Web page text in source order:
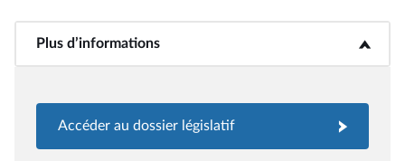
Plus d’informations<b>Plus d’informations</b>
Accéder au dossier législatif